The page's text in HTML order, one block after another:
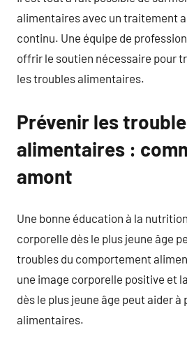
alimentaires avec un traitement
continu. Une équipe de
offrir le soutien nécessaire pour
les troubles alimentaires.
Prévenir les
alimentaires :
amont
Une bonne éducation à la
corporelle dès le plus jeune âge
troubles du comportement
une image corporelle positive et
dès le plus jeune âge peut aider
alimentaires.